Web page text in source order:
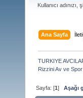
Kullanıcı
Ana Sayfa
TURKIYE
Rizzini Av ve
Sayfa: [1]Aşağı